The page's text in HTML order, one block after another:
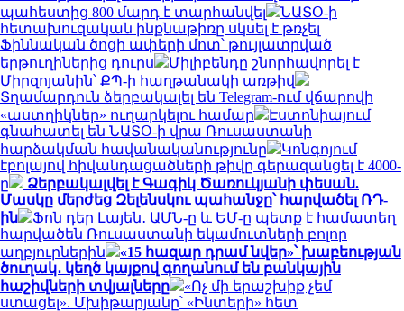
պահեստից 800 մարդ է տարհանվել
ՆԱՏՕ-ի
հետախուզական ինքնաթիռը սկսել է թռչել
Ֆիննական ծոցի ափերի մոտ՝ թույլատրված
երթուղիներից դուրս
Միլիբենդը շնորհավորել է
Միրզոյանին՝ ՔՊ-ի հաղթանակի առթիվ
Տղամարդուն ձերբակալել են Telegram-ում վճարովի
«աստղիկներ» ուղարկելու համար
Էստոնիայում
գնահատել են ՆԱՏՕ-ի վրա Ռուսաստանի
հարձակման հավանականությունը
Կոնգոյում
էբոլայով հիվանդացածների թիվը գերազանցել է 4000-
ը
Ձերբակալվել է Գագիկ Ծառուկյանի փեսան.
Մասկը մերժեց Զելենսկու պահանջը՝ հարվածել ՌԴ-
ին
Ֆոն դեր Լայեն․ ԱՄՆ-ը և ԵՄ-ը պետք է համատեղ
հարվածեն Ռուսաստանի եկամուտների բոլոր
աղբյուրներին
«15 հազար դրամ նվեր»՝ խաբեության
ծուղակ․ կեղծ կայքով գողանում են բանկային
հաշիվների տվյալները
«Ոչ մի երաշխիք չեմ
ստացել». Մխիթարյանը՝ «Ինտերի» հետ